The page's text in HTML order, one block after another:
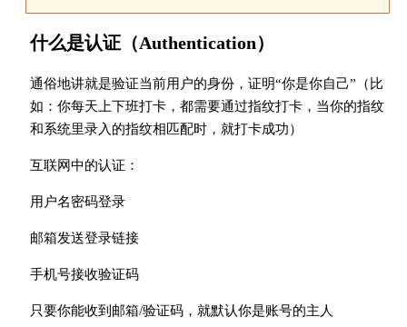
什么是认证（Authentication）
通俗地讲就是验证当前用户的身份，证明“你是你自己”（比
如：你每天上下班打卡，都需要通过指纹打卡，当你的指纹
和系统里录入的指纹相匹配时，就打卡成功）
互联网中的认证：
用户名密码登录
邮箱发送登录链接
手机号接收验证码
只要你能收到邮箱/验证码，就默认你是账号的主人